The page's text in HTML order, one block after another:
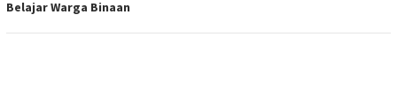
Belajar Warga Binaan